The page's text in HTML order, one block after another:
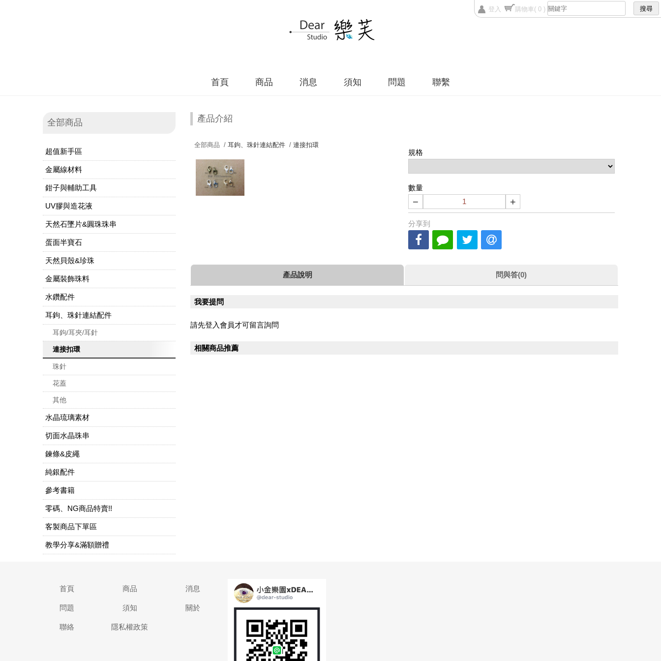
登入 購物車( 0 )
首頁 商品 消息 須知 問題 聯繫
全部商品
超值新手區
金屬線材料
鉗子與輔助工具
UV膠與造花液
天然石墜片&圓珠珠串
蛋面半寶石
天然貝殼&珍珠
金屬裝飾珠料
水鑽配件
耳鉤、珠針連結配件
耳鉤/耳夾/耳針
連接扣環
珠針
花蓋
其他
水晶琉璃素材
切面水晶珠串
鍊條&皮繩
純銀配件
參考書籍
零碼、NG商品特賣!!
客製商品下單區
教學分享&滿額贈禮
產品介紹
全部商品 / 耳鉤、珠針連結配件/ 連接扣環
規格
數量
− +
分享到
產品說明 問與答(0)
我要提問
請先登入會員才可留言詢問
相關商品推薦
首頁 商品 消息
問題 須知 關於
聯絡 隱私權政策